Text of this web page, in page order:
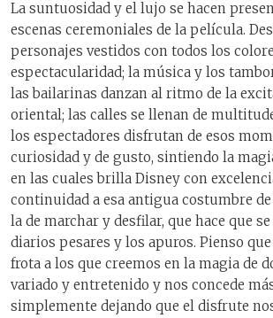
La suntuosidad y el lujo se hacen
escenas ceremoniales de la película.
personajes vestidos con todos los
espectacularidad; la música y los
las bailarinas danzan al ritmo de la
oriental; las calles se llenan de
los espectadores disfrutan de esos
curiosidad y de gusto, sintiendo la
en las cuales brilla Disney con
continuidad a esa antigua costumbre
la de marchar y desfilar, que hace que
diarios pesares y los apuros. Pienso
frota a los que creemos en la magia de
variado y entretenido y nos concede
simplemente dejando que el disfrute